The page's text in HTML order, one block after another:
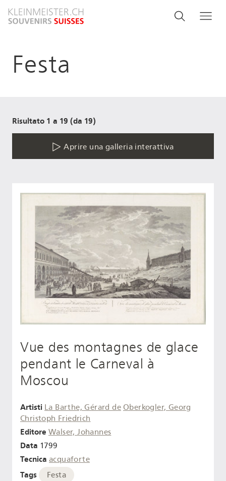
Search
Cerca
Festa
Risultato 1 a 19 (da 19)
Aprire una galleria interattiva
Vue des montagnes de glace
pendant le Carneval à
Moscou
Artisti La Barthe, Gérard de Oberkogler, Georg
Christoph Friedrich
Editore Walser, Johannes
Data 1799
Tecnica acquaforte
Tags Festa